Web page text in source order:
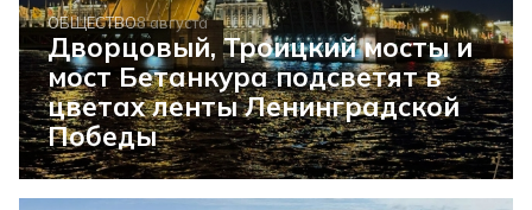
ОБЩЕСТВО8 августа
Дворцовый, Троицкий мосты и
мост Бетанкура подсветят в
цветах ленты Ленинградской
Победы